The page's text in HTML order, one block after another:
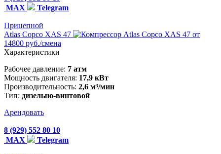
MAX
Telegram
Прицепной
Atlas Copco XAS 47
от
14800 руб./смена
Характеристики
Рабочее давление: 7 атм
Мощность двигателя: 17,9 кВт
Производительность: 2,6 м³/мин
Тип: дизельно-винтовой
Арендовать
8 (929) 552 80 10
MAX
Telegram